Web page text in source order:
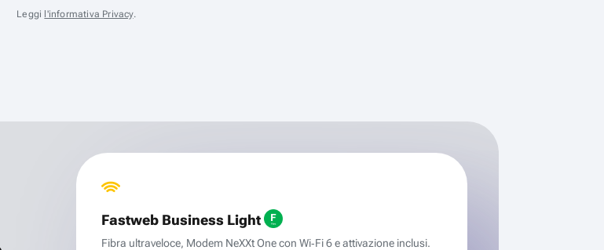
Leggi l'informativa Privacy.
Fastweb Business Light
Fibra ultraveloce, Modem NeXXt One con Wi‑Fi 6 e attivazione inclusi.